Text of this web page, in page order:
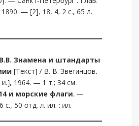
1890. — [2], 18, 4, 2 с., 65 л.
Знамена и штандарты
[Текст] / В. В. Звегинцов.
1964. — 1 т.; 34 см.
и морские флаги. —
с., 50 отд. л. ил. : ил.